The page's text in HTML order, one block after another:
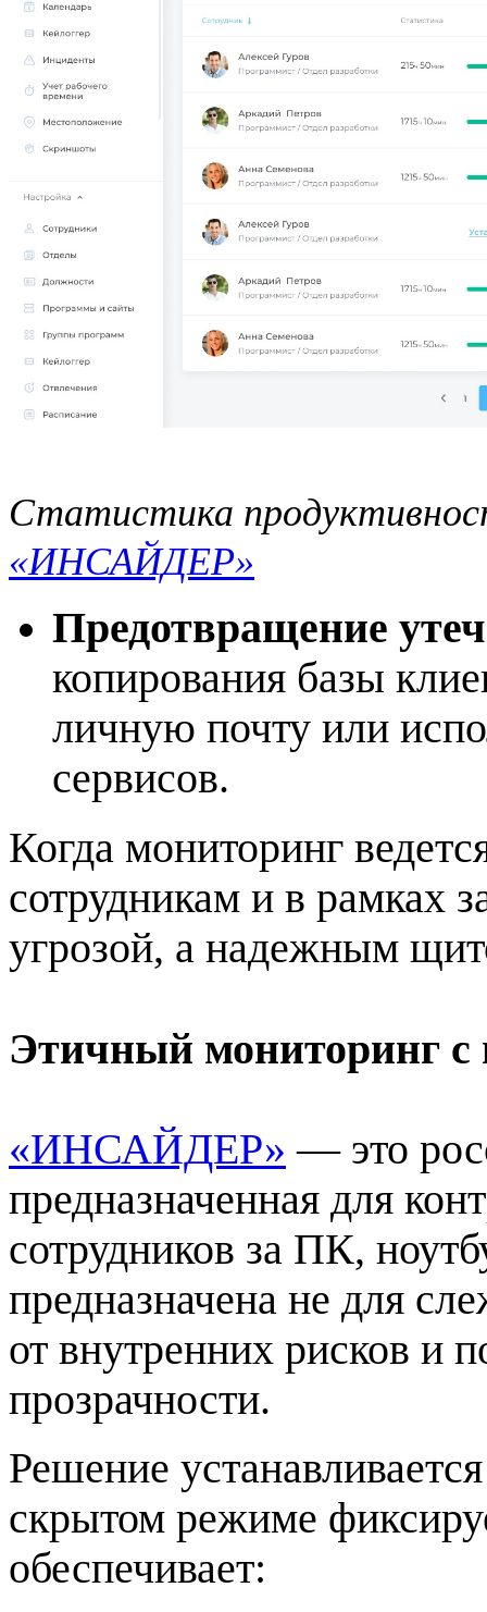
Статистика
«ИНСАЙДЕР»
Предотвращение
копирования базы
личную почту или
сервисов.
Когда мониторинг
сотрудникам и в рамках
угрозой, а надежным
Этичный мониторинг
«ИНСАЙДЕР» — это
предназначенная для
сотрудников за ПК,
предназначена не для
от внутренних рисков и
прозрачности.
Решение
скрытом режиме
обеспечивает: